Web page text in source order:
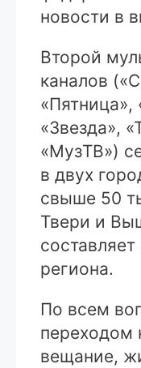
новости в
Второй
каналов
«Звезда»,
«МузТВ»)
в двух
свыше 50
Твери и
составляет
региона.
По всем
переходом
вещание,